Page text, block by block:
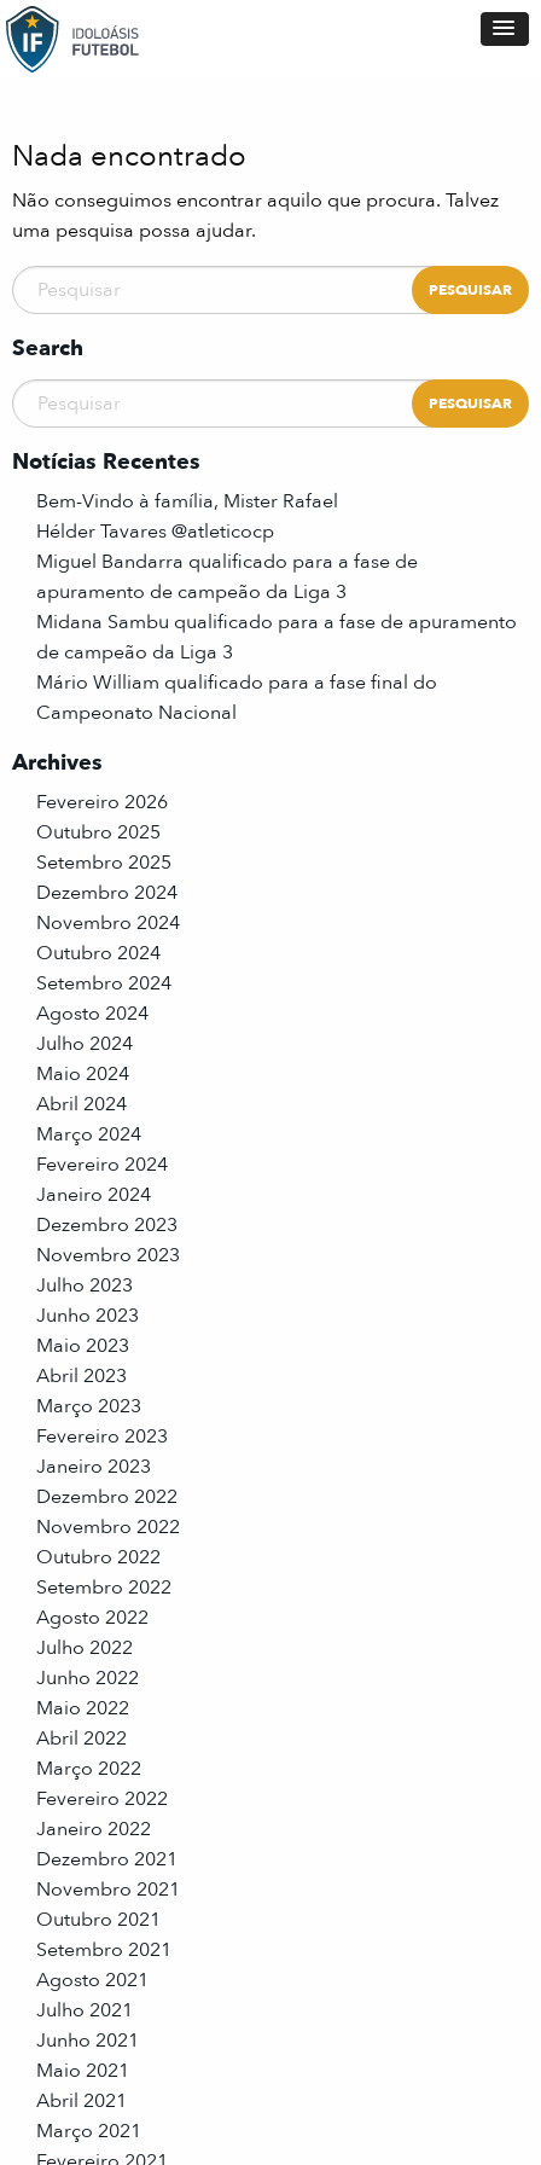
Nada encontrado
Não conseguimos encontrar aquilo que procura. Talvez
uma pesquisa possa ajudar.
Search
Notícias Recentes
Bem-Vindo à família, Mister Rafael
Hélder Tavares @atleticocp
Miguel Bandarra qualificado para a fase de
apuramento de campeão da Liga 3
Midana Sambu qualificado para a fase de apuramento
de campeão da Liga 3
Mário William qualificado para a fase final do
Campeonato Nacional
Archives
Fevereiro 2026
Outubro 2025
Setembro 2025
Dezembro 2024
Novembro 2024
Outubro 2024
Setembro 2024
Agosto 2024
Julho 2024
Maio 2024
Abril 2024
Março 2024
Fevereiro 2024
Janeiro 2024
Dezembro 2023
Novembro 2023
Julho 2023
Junho 2023
Maio 2023
Abril 2023
Março 2023
Fevereiro 2023
Janeiro 2023
Dezembro 2022
Novembro 2022
Outubro 2022
Setembro 2022
Agosto 2022
Julho 2022
Junho 2022
Maio 2022
Abril 2022
Março 2022
Fevereiro 2022
Janeiro 2022
Dezembro 2021
Novembro 2021
Outubro 2021
Setembro 2021
Agosto 2021
Julho 2021
Junho 2021
Maio 2021
Abril 2021
Março 2021